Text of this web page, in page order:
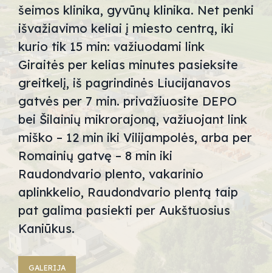
šeimos klinika, gyvūnų klinika. Net penki
išvažiavimo keliai į miesto centrą, iki
kurio tik 15 min: važiuodami link
Giraitės per kelias minutes pasieksite
greitkelį, iš pagrindinės Liucijanavos
gatvės per 7 min. privažiuosite DEPO
bei Šilainių mikrorajoną, važiuojant link
miško – 12 min iki Vilijampolės, arba per
Romainių gatvę – 8 min iki
Raudondvario plento, vakarinio
aplinkkelio, Raudondvario plentą taip
pat galima pasiekti per Aukštuosius
Kaniūkus.
GALERIJA